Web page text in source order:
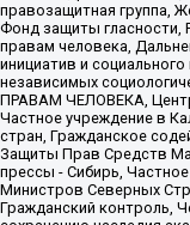
правозащитная группа,
Фонд защиты гласности,
правам человека,
инициатив и
независимых
ПРАВАМ ЧЕЛОВЕКА, Центр
Частное учреждение в
стран, Гражданское
Защиты Прав Средств
прессы - Сибирь,
Министров Северных
Гражданский контроль,